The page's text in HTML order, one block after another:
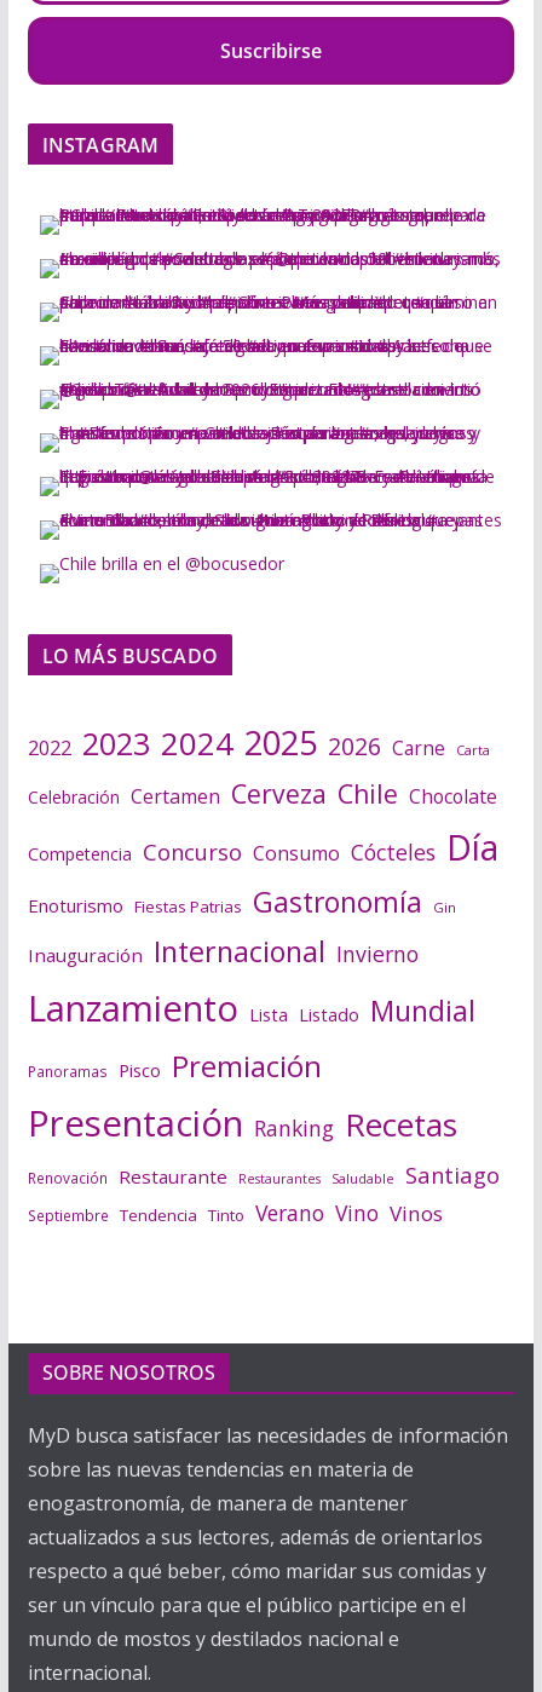
Suscribirse
INSTAGRAM
LO MÁS BUSCADO
2022 2023 2024 2025 2026 Carne Carta
Celebración Certamen Cerveza Chile Chocolate
Competencia Concurso Consumo Cócteles Día
Enoturismo Fiestas Patrias Gastronomía Gin
Inauguración Internacional Invierno
Lanzamiento Lista Listado Mundial
Panoramas Pisco Premiación
Presentación Ranking Recetas
Renovación Restaurante Restaurantes Saludable Santiago
Septiembre Tendencia Tinto Verano Vino Vinos
SOBRE NOSOTROS
MyD busca satisfacer las necesidades de información
sobre las nuevas tendencias en materia de
enogastronomía, de manera de mantener
actualizados a sus lectores, además de orientarlos
respecto a qué beber, cómo maridar sus comidas y
ser un vínculo para que el público participe en el
mundo de mostos y destilados nacional e
internacional.